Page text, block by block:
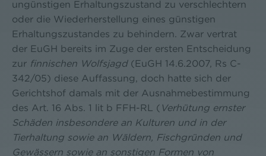
ungünstigen Erhaltungszustand zu verschlechtern
oder die Wiederherstellung eines günstigen
Erhaltungszustandes zu behindern. Zwar vertrat
der EuGH bereits im Zuge der ersten Entscheidung
zur finnischen Wolfsjagd(EuGH 14.6.2007, Rs C-
342/05) diese Auffassung, doch hatte sich der
Gerichtshof damals mit der Ausnahmebestimmung
des Art. 16 Abs. 1 lit b FFH-RL ( Verhütung ernster
Schäden insbesondere an Kulturen und in der
Tierhaltung sowie an Wäldern, Fischgründen und
Gewässern sowie an sonstigen Formen von